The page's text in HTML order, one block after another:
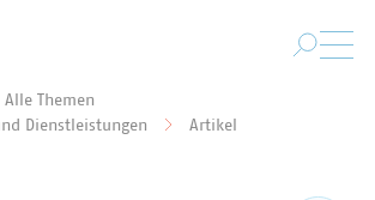
Alle Themen
Dienstleistungen
Artikel